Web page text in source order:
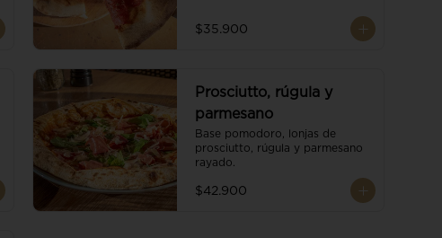
$35.900
Prosciutto, rúgula y
parmesano
Base pomodoro, lonjas de
prosciutto, rúgula y parmesano
rayado.
$42.900